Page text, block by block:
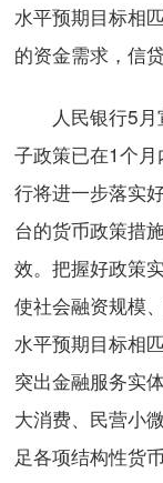
水平预期目标相
的资金需求，信
人民银行5月
子政策已在1个
行将进一步落实
台的货币政策措
效。把握好政策
使社会融资规模
水平预期目标相
突出金融服务实
大消费、民营小
足各项结构性货